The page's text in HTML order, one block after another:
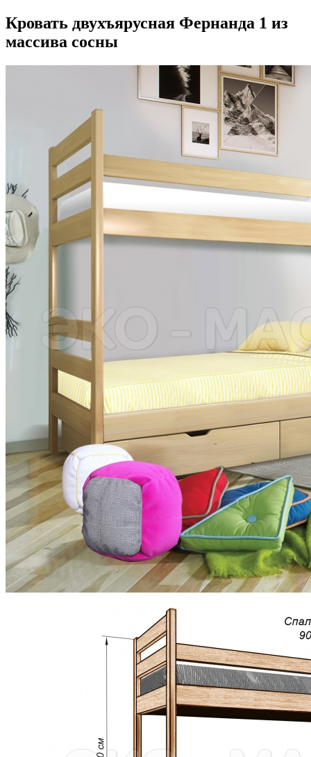
Кровать двухъярусная Фернанда 1 из
массива сосны